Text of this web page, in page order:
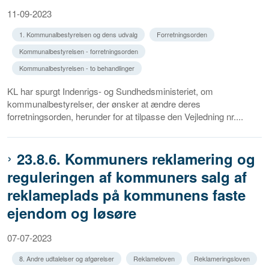
11-09-2023
1. Kommunalbestyrelsen og dens udvalg
Forretningsorden
Kommunalbestyrelsen - forretningsorden
Kommunalbestyrelsen - to behandlinger
KL har spurgt Indenrigs- og Sundhedsministeriet, om
kommunalbestyrelser, der ønsker at ændre deres
forretningsorden, herunder for at tilpasse den Vejledning nr....
23.8.6. Kommuners reklamering og
reguleringen af kommuners salg af
reklameplads på kommunens faste
ejendom og løsøre
07-07-2023
8. Andre udtalelser og afgørelser Reklameloven
Reklameringsloven